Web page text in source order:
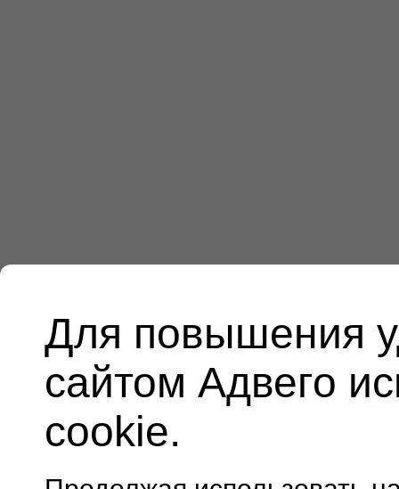
Для повышения
сайтом Адвего
cookie.